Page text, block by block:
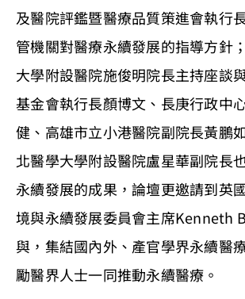
及醫院評鑑暨醫療品質策進會執行
管機關對醫療永續發展的指導方針
大學附設醫院施俊明院長主持座談
基金會執行長顏博文、長庚行政中
健、高雄市立小港醫院副院長黃鵬
北醫學大學附設醫院盧星華副院長
永續發展的成果，論壇更邀請到英
境與永續發展委員會主席Kenneth
與，集結國內外、產官學界永續醫
勵醫界人士一同推動永續醫療。